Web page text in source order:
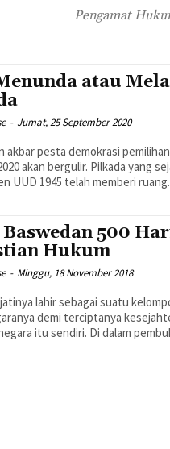
Pengamat
atau
- Jumat, 25 September 2020
akbar pesta demokrasi
akan bergulir. Pilkada yang
UUD 1945 telah memberi
Baswedan 500
Hukum
- Minggu, 18 November 2018
lahir sebagai suatu
demi terciptanya
itu sendiri. Di dalam